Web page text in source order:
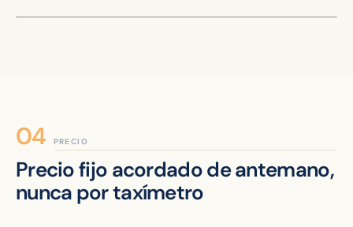
PRECIO
Precio fijo acordado de antemano,
nunca por taxímetro